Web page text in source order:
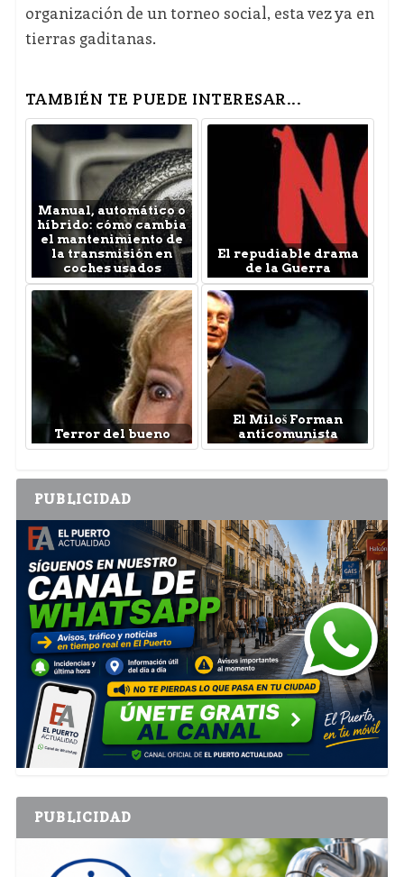
organización de un torneo social, esta vez ya en
tierras gaditanas.
TAMBIÉN TE PUEDE INTERESAR...
Manual, automático o
híbrido: cómo cambia
el mantenimiento de
la transmisión en
coches usados
El repudiable drama
de la Guerra
Terror del bueno
El Miloš Forman
anticomunista
PUBLICIDAD
PUBLICIDAD